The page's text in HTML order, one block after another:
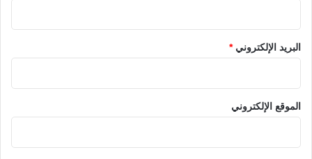
البريد الإلكتروني*
الموقع الإلكتروني